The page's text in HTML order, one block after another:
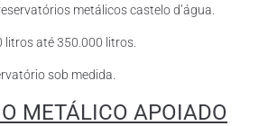
metálicos castelo d’água.
litros até 350.000 litros.
sob medida.
METÁLICO APOIADO